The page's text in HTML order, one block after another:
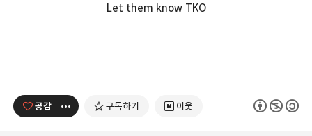
Let them know TKO
공감 구독하기 이웃